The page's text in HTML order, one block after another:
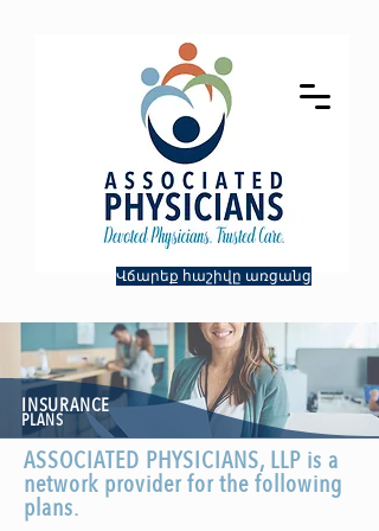
Վճարեք հաշիվը առցանց
INSURANCE
PLANS
ASSOCIATED PHYSICIANS, LLP is a
network provider for the following
plans.